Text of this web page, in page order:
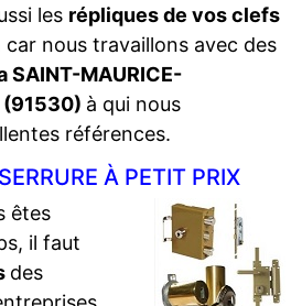
les répliques de vos clefs
nous travaillons avec des
SAINT-MAURICE-
(91530) à qui nous
références.
À PETIT PRIX
êtes
il faut
des